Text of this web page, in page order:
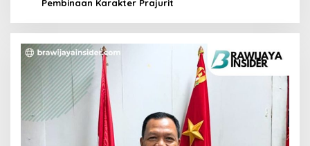
Pembinaan Karakter Prajurit